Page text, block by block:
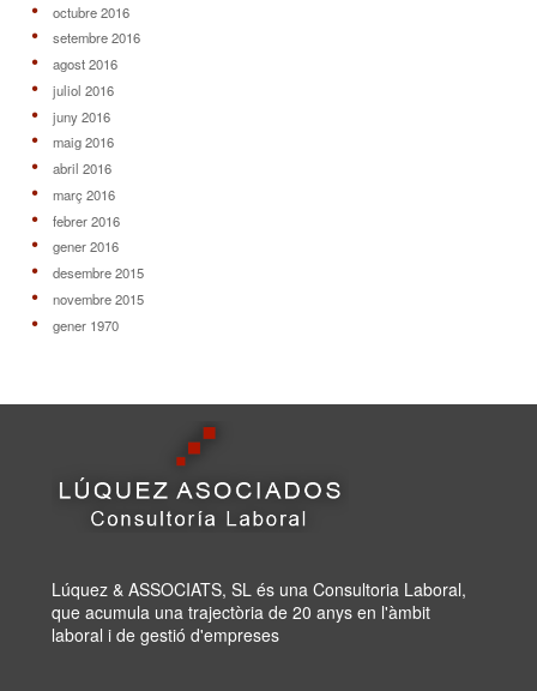
octubre 2016
setembre 2016
agost 2016
juliol 2016
juny 2016
maig 2016
abril 2016
març 2016
febrer 2016
gener 2016
desembre 2015
novembre 2015
gener 1970
Lúquez & ASSOCIATS, SL és una Consultoria Laboral,
que acumula una trajectòria de 20 anys en l'àmbit
laboral i de gestió d'empreses